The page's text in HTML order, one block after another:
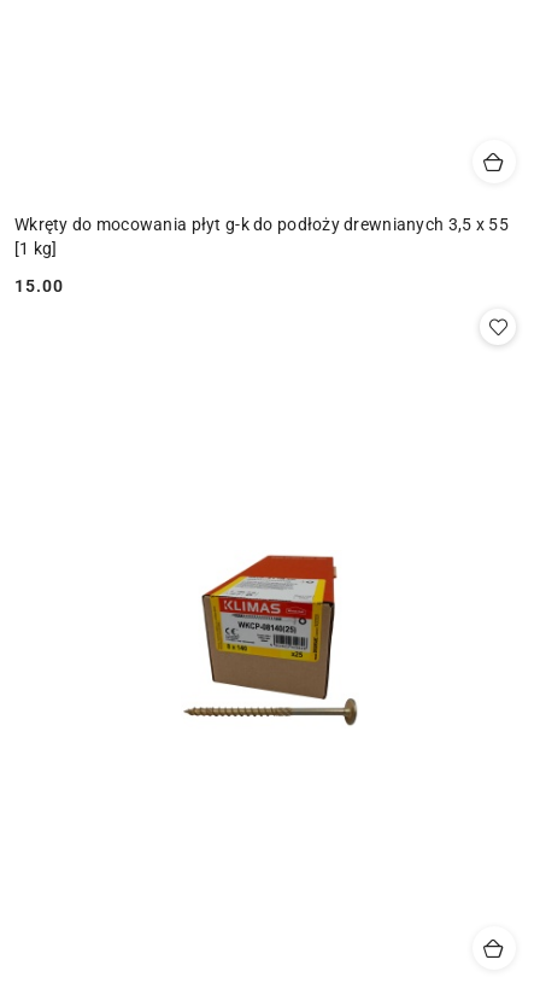
Wkręty do mocowania płyt g-k do podłoży drewnianych 3,5 x 55
[1 kg]
Cena:
15.00